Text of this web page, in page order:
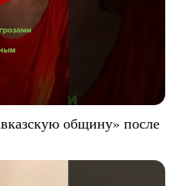
общину» после